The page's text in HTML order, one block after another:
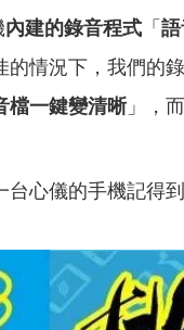
內建的錄音程式 「
的情況下，我們的
檔一鍵變清晰」，
心儀的手機記得到